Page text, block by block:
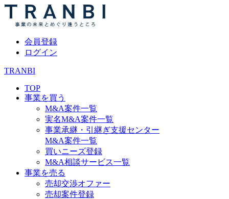
会員登録
ログイン
TRANBI
TOP
事業を買う
M&A案件一覧
実名M&A案件一覧
事業承継・引継ぎ支援センター
M&A案件一覧
買いニーズ登録
M&A相談サービス一覧
事業を売る
売却交渉オファー
売却案件登録